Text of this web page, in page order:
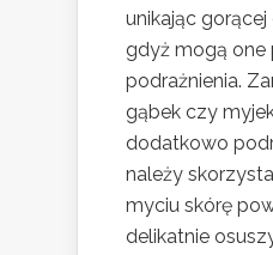
unikając gorącej
gdyż mogą one
podrażnienia.
gąbek czy
dodatkowo
należy
myciu skórę
delikatnie